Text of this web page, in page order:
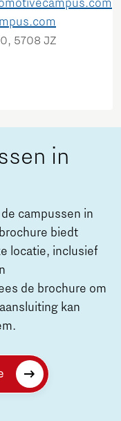
5708 JZ
in
campussen in
biedt
locatie, inclusief
de brochure om
kan